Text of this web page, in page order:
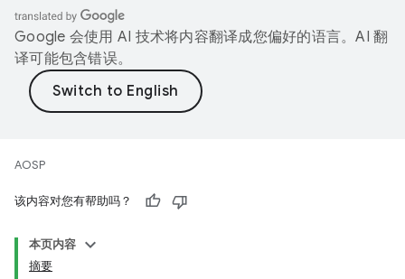
Google 会使用 AI 技术将内容翻译成您偏好的语言。AI 翻
译可能包含错误。
AOSP
该内容对您有帮助吗？
本页内容
摘要